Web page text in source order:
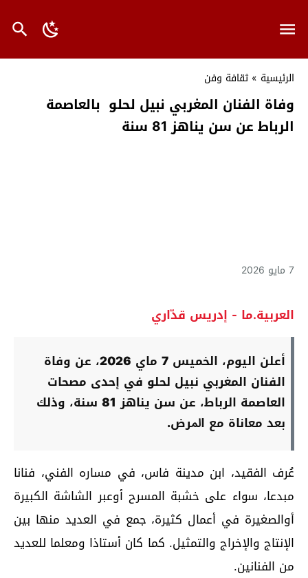
الرئيسية » ثقافة وفن
وفاة الفنان المغربي نبيل لحلو بالعاصمة
الرباط ﻋﻦ ﺳﻦ يناهز 81 ﺳﻨﺔ
7 مايو 2026
العربية.ما - إدريس قدّاري
أعلن اليوم، الخميس 7 ماي 2026، عن وفاة
الفنان المغربي نبيل لحلو في إحدى مصحات
العاصمة الرباط، ﻋﻦ ﺳﻦ يناهز 81 ﺳﻨﺔ، وذلك
بعد ﻣﻌﺎﻧﺎة ﻣﻊ اﳌﺮض.
عُرف الفقيد، ابن مدينة فاس، في مساره الفني، فنانا
مبدعا، سواء على خشبة المسرح أوعبر الشاشة الكبيرة
أوالصغيرة في أعمال كثيرة، جمع في العديد منها بين
الإنتاج والإخراج والتمثيل. كما كان أستاذا ومعلما للعديد
من الفنانين.